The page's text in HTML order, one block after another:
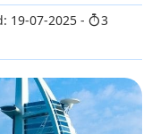
19-07-2025
3